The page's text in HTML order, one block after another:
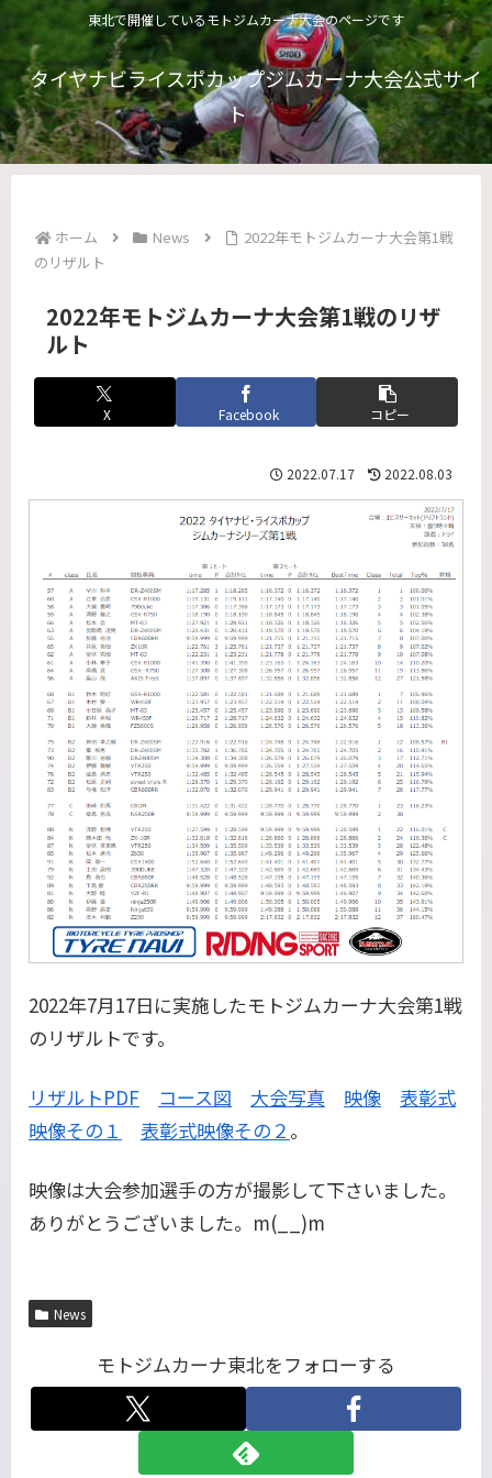
東北で開催しているモトジムカーナ大会のページです
タイヤナビライスポカップジムカーナ大会公式サイ
ト
ホーム News
2022年モトジムカーナ大会第1戦
のリザルト
2022年モトジムカーナ大会第1戦のリザ
ルト
X Facebook コピー
2022.07.17 2022.08.03
2022年7月17日に実施したモトジムカーナ大会第1戦
のリザルトです。
リザルトPDF コース図 大会写真 映像
表彰式
映像その１
表彰式映像その２ 。
映像は大会参加選手の方が撮影して下さいました。
ありがとうございました。m(__)m
News
モトジムカーナ東北をフォローする